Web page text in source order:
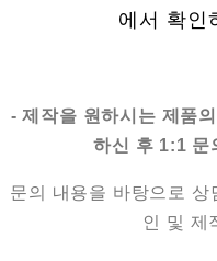
에서 확인
- 제작을 원하시는 제품
하신 후 1:1 문
문의 내용을 바탕으로
인 및 제